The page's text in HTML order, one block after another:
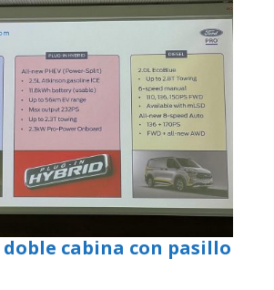
cabina con pasillo